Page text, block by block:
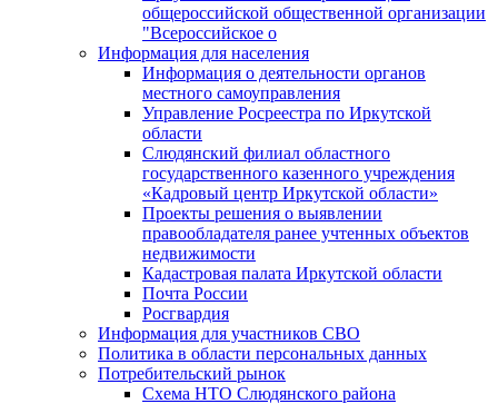
общероссийской общественной организации
"Всероссийское о
Информация для населения
Информация о деятельности органов
местного самоуправления
Управление Росреестра по Иркутской
области
Слюдянский филиал областного
государственного казенного учреждения
«Кадровый центр Иркутской области»
Проекты решения о выявлении
правообладателя ранее учтенных объектов
недвижимости
Кадастровая палата Иркутской области
Почта России
Росгвардия
Информация для участников СВО
Политика в области персональных данных
Потребительский рынок
Схема НТО Слюдянского района